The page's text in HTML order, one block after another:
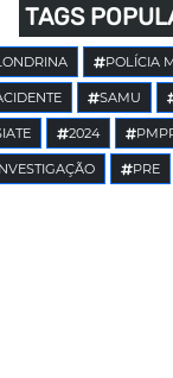
TAGS
POLÍCIA
SAMU
2024
PRE